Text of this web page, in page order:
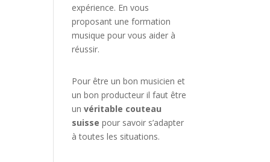
expérience. En vous
proposant une formation
musique pour vous aider à
réussir.
Pour être un bon musicien et
un bon producteur il faut être
unvéritable couteau
suisse pour savoir s’adapter
à toutes les situations.